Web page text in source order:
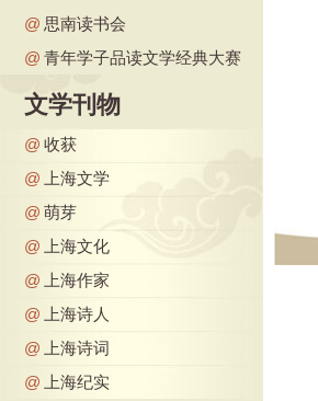
@ 思南读书会
@ 青年学子品读文学经典大赛
文学刊物
@ 收获
@
上海文学
@ 萌芽
@
上海文化
@
上海作家
@
上海诗人
@
上海诗词
@
上海纪实